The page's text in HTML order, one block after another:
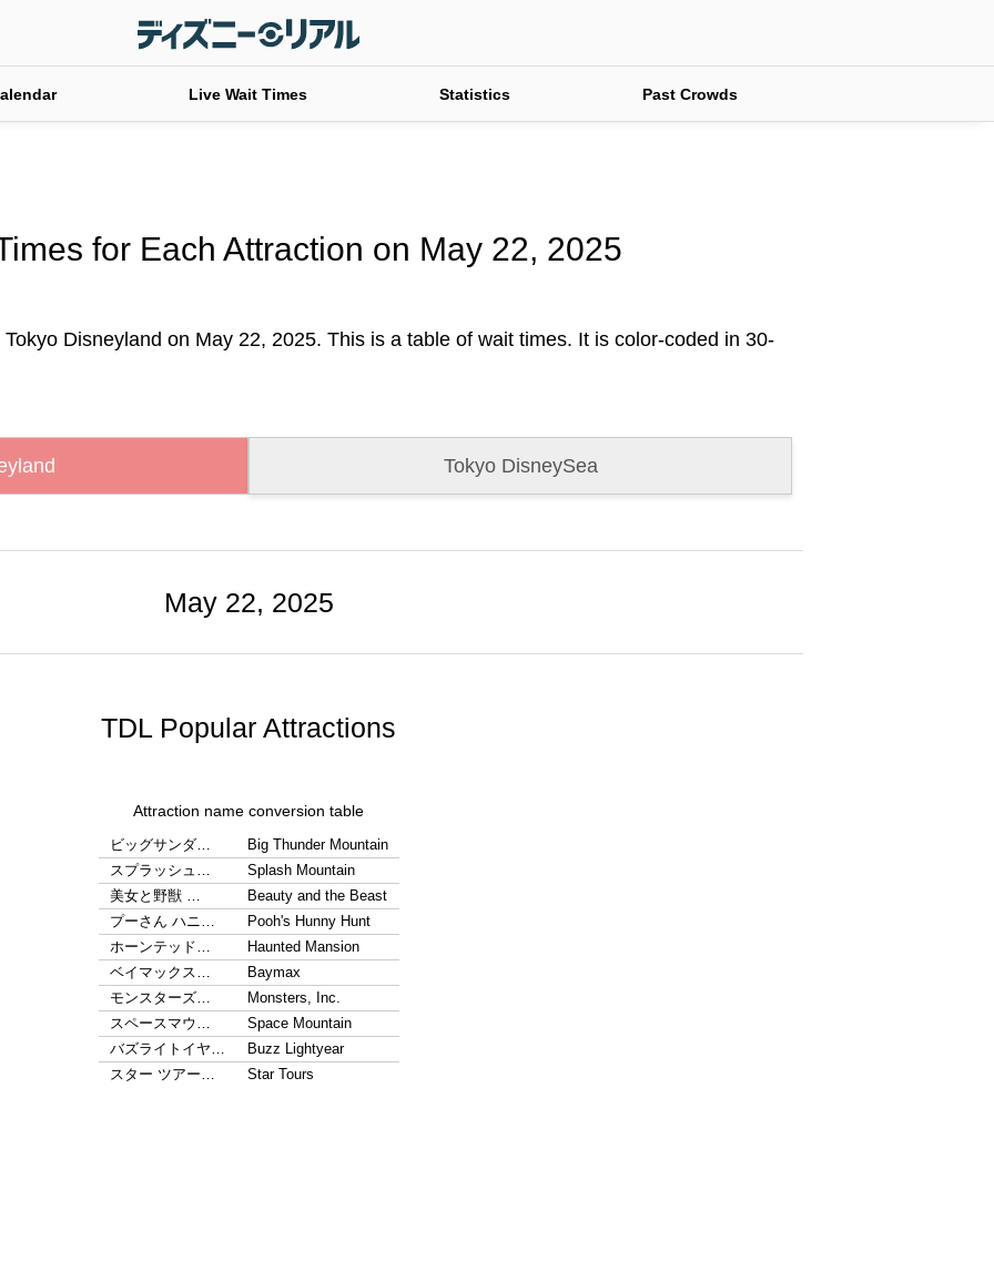
Live Wait Times Statistics Past Crowds
for Each Attraction on May 22, 2025
Disneyland on May 22, 2025. This is a table of wait times. It is color-coded in 30-
Tokyo DisneySea
May 22, 2025
TDL Popular Attractions
Attraction name conversion table
ビッグサンダ…
Big Thunder Mountain
スプラッシュ…
Splash Mountain
美女と野獣 …
Beauty and the Beast
プーさん ハニ…
Pooh's Hunny Hunt
ホーンテッド…
Haunted Mansion
ベイマックス…
Baymax
モンスターズ…
Monsters, Inc.
スペースマウ…
Space Mountain
バズライトイヤ…
Buzz Lightyear
スター ツアー…
Star Tours